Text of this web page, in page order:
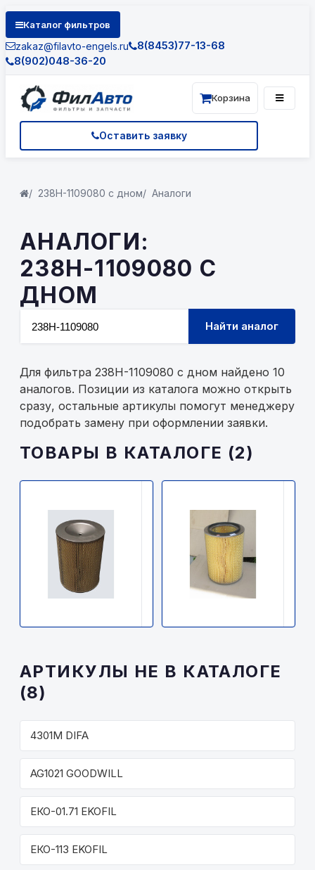
Каталог фильтров
zakaz@filavto-engels.ru
8(8453)77-13-68
8(902)048-36-20
Оставить заявку
Корзина
238Н-1109080 с дном Аналоги
АНАЛОГИ:
238Н-1109080 С
ДНОМ
Найти аналог
Для фильтра 238Н-1109080 с дном найдено 10
аналогов. Позиции из каталога можно открыть
сразу, остальные артикулы помогут менеджеру
подобрать замену при оформлении заявки.
ТОВАРЫ В КАТАЛОГЕ (2)
238Н-1109080
дном
АРТИКУЛЫ НЕ В КАТАЛОГЕ
(8)
4301М DIFA
AG1021 GOODWILL
ЕКО-01.71 EKOFIL
ЕКО-113 EKOFIL